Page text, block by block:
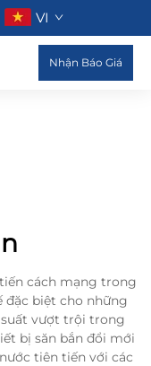
VI
Nhận Báo Giá
cách mạng trong
đặc biệt cho những
vượt trội trong
bị săn bắn đổi mới
tiên tiến với các